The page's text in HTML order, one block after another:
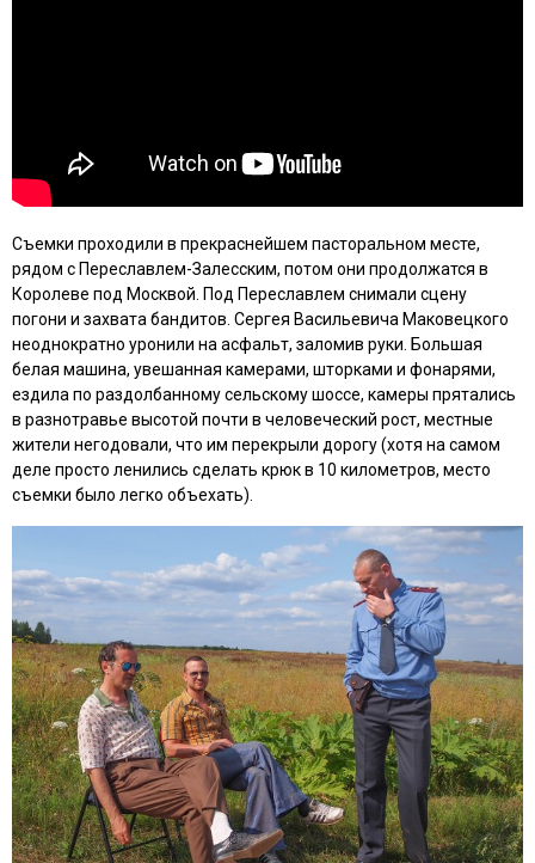
Съемки проходили в прекраснейшем пасторальном месте,
рядом с Переславлем-Залесским, потом они продолжатся в
Королеве под Москвой. Под Переславлем снимали сцену
погони и захвата бандитов. Сергея Васильевича Маковецкого
неоднократно уронили на асфальт, заломив руки. Большая
белая машина, увешанная камерами, шторками и фонарями,
ездила по раздолбанному сельскому шоссе, камеры прятались
в разнотравье высотой почти в человеческий рост, местные
жители негодовали, что им перекрыли дорогу (хотя на самом
деле просто ленились сделать крюк в 10 километров, место
съемки было легко объехать).